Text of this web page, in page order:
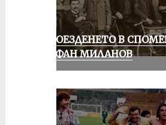
КОЛОЕЗДЕНЕТО В
СТЕФАН МИЛАНОВ